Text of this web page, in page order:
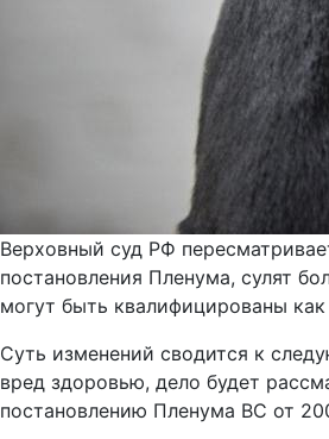
Верховный суд РФ
постановления Пленума, сулят
могут быть квалифицированы
Суть изменений сводится к
вред здоровью, дело будет
постановлению Пленума ВС от